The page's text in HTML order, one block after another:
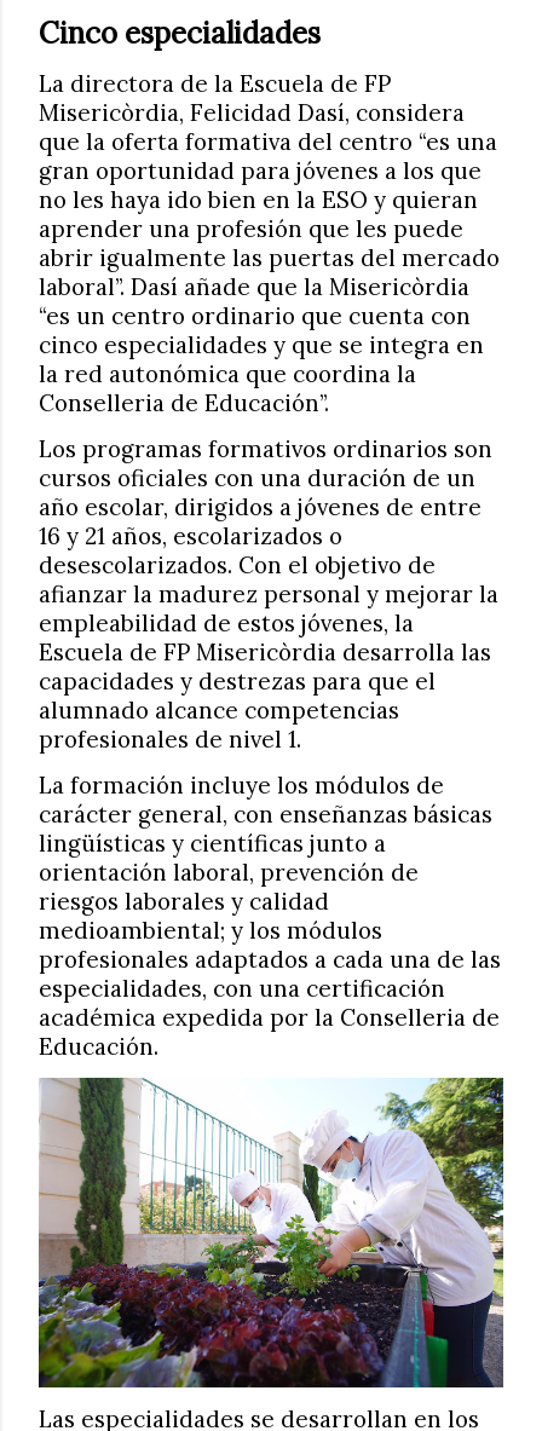
Cinco especialidades
La directora de la Escuela de FP
Misericòrdia, Felicidad Dasí, considera
que la oferta formativa del centro “es una
gran oportunidad para jóvenes a los que
no les haya ido bien en la ESO y quieran
aprender una profesión que les puede
abrir igualmente las puertas del mercado
laboral”. Dasí añade que la Misericòrdia
“es un centro ordinario que cuenta con
cinco especialidades y que se integra en
la red autonómica que coordina la
Conselleria de Educación”.
Los programas formativos ordinarios son
cursos oficiales con una duración de un
año escolar, dirigidos a jóvenes de entre
16 y 21 años, escolarizados o
desescolarizados. Con el objetivo de
afianzar la madurez personal y mejorar la
empleabilidad de estos jóvenes, la
Escuela de FP Misericòrdia desarrolla las
capacidades y destrezas para que el
alumnado alcance competencias
profesionales de nivel 1.
La formación incluye los módulos de
carácter general, con enseñanzas básicas
lingüísticas y científicas junto a
orientación laboral, prevención de
riesgos laborales y calidad
medioambiental; y los módulos
profesionales adaptados a cada una de las
especialidades, con una certificación
académica expedida por la Conselleria de
Educación.
Las especialidades se desarrollan en los